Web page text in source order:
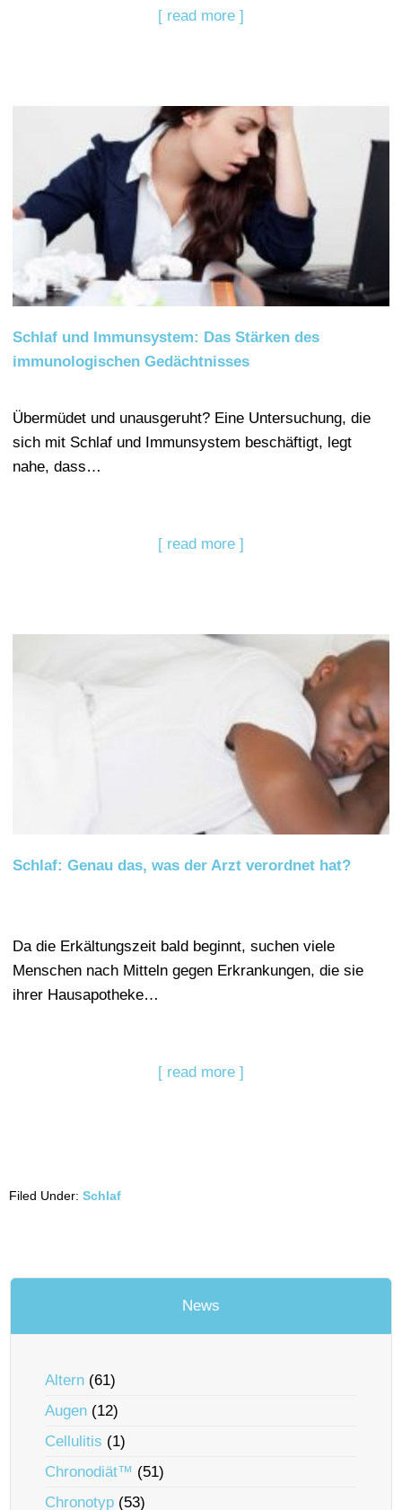
[ read more ]
Schlaf und Immunsystem: Das Stärken des
immunologischen Gedächtnisses
Übermüdet und unausgeruht? Eine Untersuchung, die
sich mit Schlaf und Immunsystem beschäftigt, legt
nahe, dass…
[ read more ]
Schlaf: Genau das, was der Arzt verordnet hat?
Da die Erkältungszeit bald beginnt, suchen viele
Menschen nach Mitteln gegen Erkrankungen, die sie
ihrer Hausapotheke…
[ read more ]
Filed Under: Schlaf
News
Altern (61)
Augen (12)
Cellulitis (1)
Chronodiät™ (51)
Chronotyp (53)